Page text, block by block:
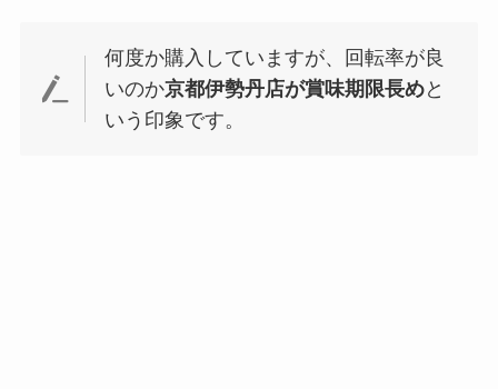
何度か購入していますが、回転率が良
いのか京都伊勢丹店が賞味期限長めと
いう印象です。